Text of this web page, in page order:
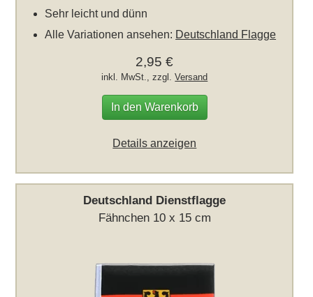
Sehr leicht und dünn
Alle Variationen ansehen: Deutschland Flagge
2,95 €
inkl. MwSt., zzgl.Versand
In den Warenkorb
Details anzeigen
Deutschland Dienstflagge
Fähnchen 10 x 15 cm